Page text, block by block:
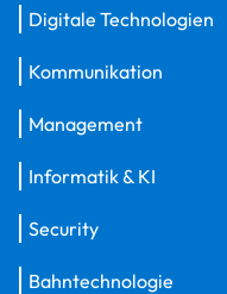
Digitale Technologien
Kommunikation
Management
Informatik & KI
Security
Bahntechnologie